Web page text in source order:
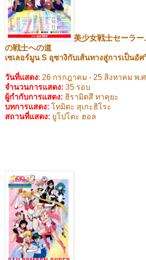
美少女戦士セーラー
の戦士への道
เซเลอร์มูน S อุซางิกับเส้นทางสู่การเป็นอั
วันที่แสดง: 26 กรกฎาคม - 25 สิงหาคม พ.
จำนวนการแสดง: 35 รอบ
ผู้กำกับการแสดง: ฮิรามิตสึ ทาคุยะ
บทการแสดง: โทมิตะ สุเกะฮิโระ
สถานที่แสดง: ยูโปโตะ ฮอล